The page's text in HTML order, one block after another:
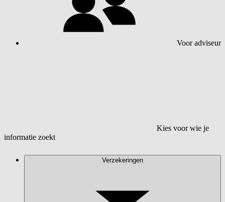
Voor adviseur
Kies voor wie je
informatie zoekt
Verzekeringen